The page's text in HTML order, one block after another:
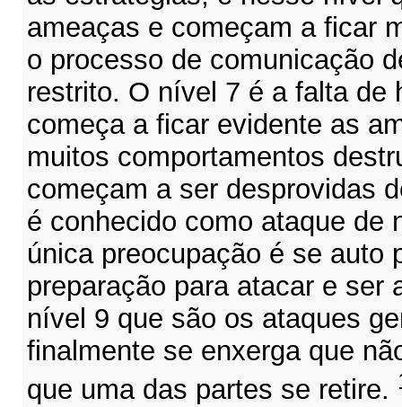
ameaças e começam a ficar
o processo de comunicação
restrito. O nível 7 é a falta de
começa a ficar evidente as
muitos comportamentos
começam a ser desprovidas
é conhecido como ataque de
única preocupação é se auto
preparação para atacar e ser
nível 9 que são os ataques
finalmente se enxerga que
que uma das partes se retire.